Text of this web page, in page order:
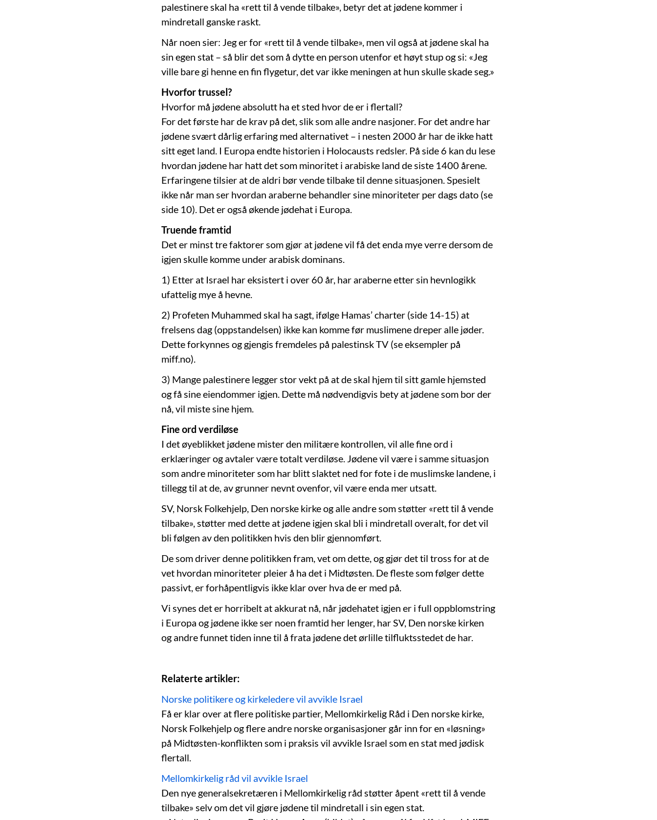
palestinere skal ha «rett til å vende tilbake», betyr det at jødene kommer i
mindretall ganske raskt.
Når noen sier: Jeg er for «rett til å vende tilbake», men vil også at jødene skal ha
sin egen stat – så blir det som å dytte en person utenfor et høyt stup og si: «Jeg
ville bare gi henne en fin flygetur, det var ikke meningen at hun skulle skade seg.»
Hvorfor trussel?
Hvorfor må jødene absolutt ha et sted hvor de er i flertall?
For det første har de krav på det, slik som alle andre nasjoner. For det andre har
jødene svært dårlig erfaring med alternativet – i nesten 2000 år har de ikke hatt
sitt eget land. I Europa endte historien i Holocausts redsler. På side 6 kan du lese
hvordan jødene har hatt det som minoritet i arabiske land de siste 1400 årene.
Erfaringene tilsier at de aldri bør vende tilbake til denne situasjonen. Spesielt
ikke når man ser hvordan araberne behandler sine minoriteter per dags dato (se
side 10). Det er også økende jødehat i Europa.
Truende framtid
Det er minst tre faktorer som gjør at jødene vil få det enda mye verre dersom de
igjen skulle komme under arabisk dominans.
1) Etter at Israel har eksistert i over 60 år, har araberne etter sin hevnlogikk
ufattelig mye å hevne.
2) Profeten Muhammed skal ha sagt, ifølge Hamas’ charter (side 14-15) at
frelsens dag (oppstandelsen) ikke kan komme før muslimene dreper alle jøder.
Dette forkynnes og gjengis fremdeles på palestinsk TV (se eksempler på
miff.no).
3) Mange palestinere legger stor vekt på at de skal hjem til sitt gamle hjemsted
og få sine eiendommer igjen. Dette må nødvendigvis bety at jødene som bor der
nå, vil miste sine hjem.
Fine ord verdiløse
I det øyeblikket jødene mister den militære kontrollen, vil alle fine ord i
erklæringer og avtaler være totalt verdiløse. Jødene vil være i samme situasjon
som andre minoriteter som har blitt slaktet ned for fote i de muslimske landene, i
tillegg til at de, av grunner nevnt ovenfor, vil være enda mer utsatt.
SV, Norsk Folkehjelp, Den norske kirke og alle andre som støtter «rett til å vende
tilbake», støtter med dette at jødene igjen skal bli i mindretall overalt, for det vil
bli følgen av den politikken hvis den blir gjennomført.
De som driver denne politikken fram, vet om dette, og gjør det til tross for at de
vet hvordan minoriteter pleier å ha det i Midtøsten. De fleste som følger dette
passivt, er forhåpentligvis ikke klar over hva de er med på.
Vi synes det er horribelt at akkurat nå, når jødehatet igjen er i full oppblomstring
i Europa og jødene ikke ser noen framtid her lenger, har SV, Den norske kirken
og andre funnet tiden inne til å frata jødene det ørlille tilfluktsstedet de har.
Relaterte artikler:
Norske politikere og kirkeledere vil avvikle Israel
Få er klar over at flere politiske partier, Mellomkirkelig Råd i Den norske kirke,
Norsk Folkehjelp og flere andre norske organisasjoner går inn for en «løsning»
på Midtøsten-konflikten som i praksis vil avvikle Israel som en stat med jødisk
flertall.
Mellomkirkelig råd vil avvikle Israel
Den nye generalsekretæren i Mellomkirkelig råd støtter åpent «rett til å vende
tilbake» selv om det vil gjøre jødene til mindretall i sin egen stat.